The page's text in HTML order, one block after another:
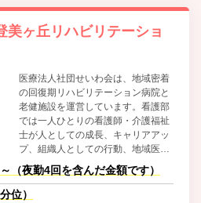
美ヶ丘リハビリテーショ
医療法人社団せいわ会は、地域密着
の回復期リハビリテーション病院と
老健施設を運営しています。看護部
では一人ひとりの看護師・介護福祉
士が人としての成長、キャリアアッ
プ、組織人としての行動、地域医療
への貢献などを踏まえた理念・基本
方針に基づき看護を提供いたしま
す。
（夜勤4回を含んだ金額です）
位）